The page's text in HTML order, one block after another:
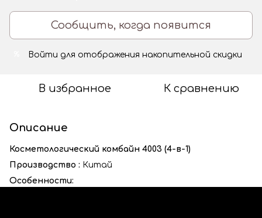
Сообщить, когда появится
Войти для отображения накопительной скидки
В избранное К сравнению
Описание
Косметологический комбайн 4003 (4-в-1)
Производство : Китай
Особенности: